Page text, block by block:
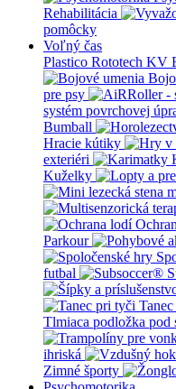
Rehabilitácia
pomôcky
Voľný čas
Plastico Rototech KV
pre psy
systém povrchovej
Bumball
Hracie kútiky
exteriéri
Kuželky
Parkour
futbal
Tlmiaca podložka pod
ihriská
Zimné športy